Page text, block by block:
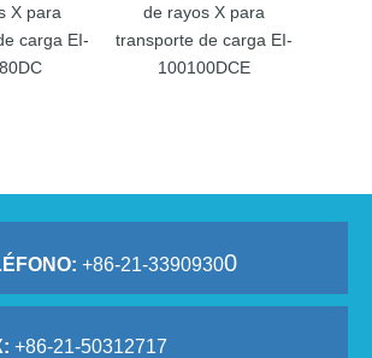
X para
carga EI-
de rayos X para
transporte de carga EI-
100100DCE
+86-21-33909300
+86-21-50312717